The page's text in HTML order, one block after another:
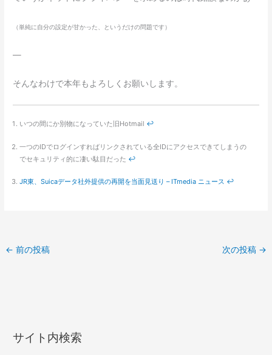
（単純に自分の設定が甘かった、というだけの問題です）
—
そんなわけで本年もよろしくお願いします。
いつの間にか別物になっていた旧Hotmail ↩
一つのIDでログインすればリンクされている全IDにアクセスできてしまうの
でセキュリティ的に凄い駄目だった ↩
JR東、Suicaデータ社外提供の再開を当面見送り – ITmedia ニュース ↩
← 前の投稿 次の投稿 →
サイト内検索